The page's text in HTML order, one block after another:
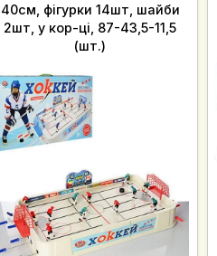
40см, фігурки 14шт, шайби
2шт, у кор-ці, 87-43,5-11,5
(шт.)